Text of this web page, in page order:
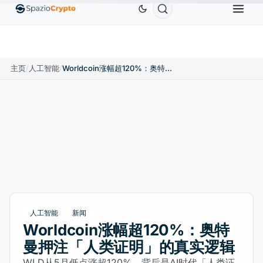
EthereumETHUS$1,880.58 TetherUSDT ↑0.00%
主页/ 人工智能/ Worldcoin涨幅超120%：奥特曼押注「人类证明」的真实逻辑
人工智能 新闻
Worldcoin涨幅超120%：奥特
曼押注「人类证明」的真实逻辑